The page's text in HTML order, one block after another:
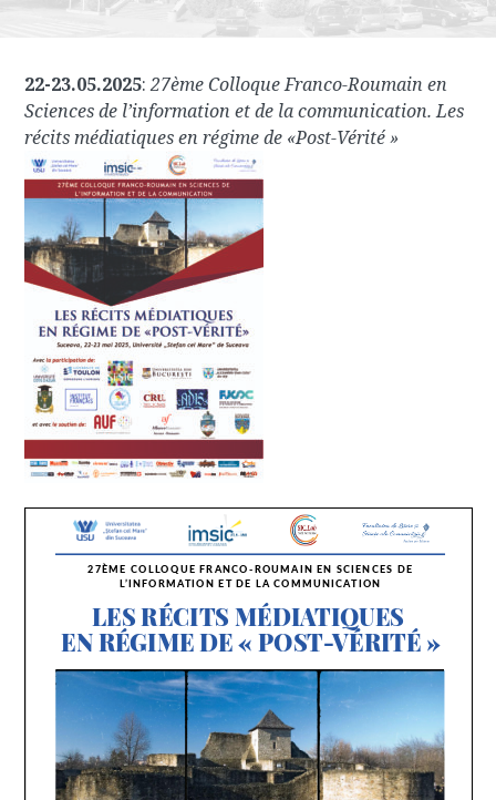
22-23.05.2025:27ème Colloque Franco-Roumain en
Sciences de l’information et de la communication. Les
récits médiatiques en régime de «Post-Vérité »